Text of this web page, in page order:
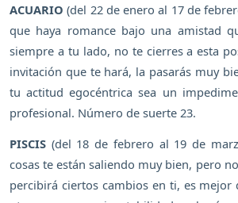
ACUARIO (del 22 de enero al 17 de
que haya romance bajo una amistad
siempre a tu lado, no te cierres a esta
invitación que te hará, la pasarás muy
tu actitud egocéntrica sea un
profesional. Número de suerte 23.
PISCIS (del 18 de febrero al 19 de
cosas te están saliendo muy bien, pero
percibirá ciertos cambios en ti, es mejor